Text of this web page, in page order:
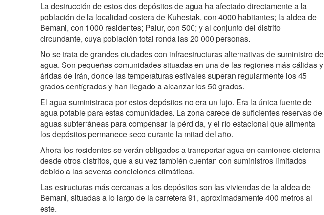
La destrucción de estos dos depósitos de agua ha afectado directamente a la
población de la localidad costera de Kuhestak, con 4000 habitantes; la aldea de
Bemani, con 1000 residentes; Palur, con 500; y al conjunto del distrito
circundante, cuya población total ronda las 20 000 personas.
No se trata de grandes ciudades con infraestructuras alternativas de suministro de
agua. Son pequeñas comunidades situadas en una de las regiones más cálidas y
áridas de Irán, donde las temperaturas estivales superan regularmente los 45
grados centígrados y han llegado a alcanzar los 50 grados.
El agua suministrada por estos depósitos no era un lujo. Era la única fuente de
agua potable para estas comunidades. La zona carece de suficientes reservas de
aguas subterráneas para compensar la pérdida, y el río estacional que alimenta
los depósitos permanece seco durante la mitad del año.
Ahora los residentes se verán obligados a transportar agua en camiones cisterna
desde otros distritos, que a su vez también cuentan con suministros limitados
debido a las severas condiciones climáticas.
Las estructuras más cercanas a los depósitos son las viviendas de la aldea de
Bemani, situadas a lo largo de la carretera 91, aproximadamente 400 metros al
este.